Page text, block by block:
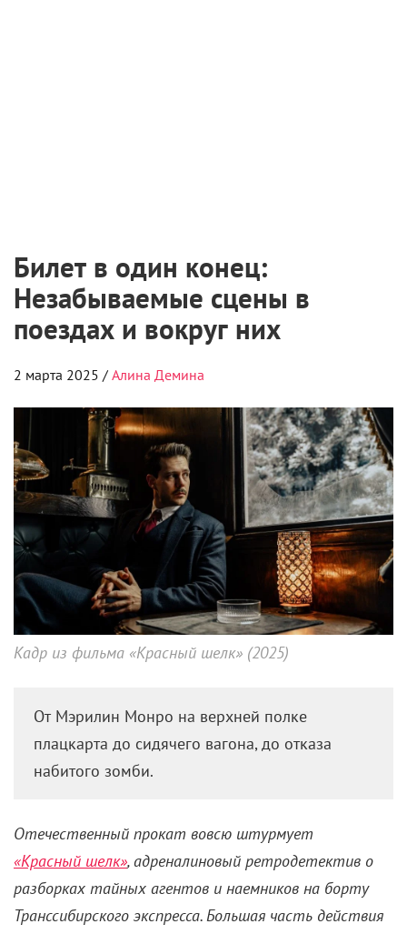
Билет в один конец:
Незабываемые сцены в
поездах и вокруг них
2 марта 2025 / Алина Демина
Кадр из фильма «Красный шелк» (2025)
От Мэрилин Монро на верхней полке
плацкарта до сидячего вагона, до отказа
набитого зомби.
Отечественный прокат вовсю штурмует
«Красный шелк», адреналиновый ретродетектив о
разборках тайных агентов и наемников на борту
Транссибирского экспресса. Большая часть действия